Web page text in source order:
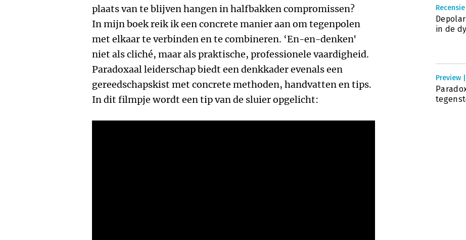
plaats van te blijven hangen in halfbakken compromissen?
In mijn boek reik ik een concrete manier aan om tegenpolen
met elkaar te verbinden en te combineren. ‘En-en-denken'
niet als cliché, maar als praktische, professionele vaardigheid.
Paradoxaal leiderschap biedt een denkkader evenals een
gereedschapskist met concrete methoden, handvatten en tips.
In dit filmpje wordt een tip van de sluier opgelicht:
in de
Preview